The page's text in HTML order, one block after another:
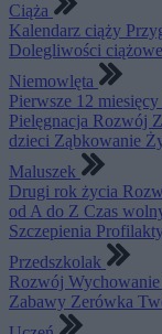
Ciąża
Kalendarz ciąży
Dolegliwości ciążowe
Niemowlęta
Pierwsze 12 miesięcy
Pielęgnacja Rozwój
dzieci Ząbkowanie
Maluszek
Drugi rok życia
od A do Z Czas
Szczepienia
Przedszkolak
Rozwój Wychowanie
Zabawy Zerówka